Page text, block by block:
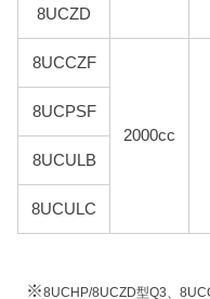
8UCZD
8UCCZF
2000cc
8UCPSF
8UCULB
8UCULC
※8UCHP/8UCZD型Q3、